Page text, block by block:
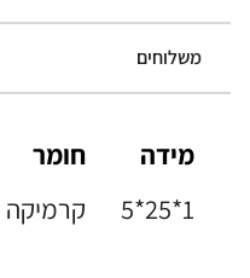
משלוחים
מידה
5*25*1
חומר
קרמיקה